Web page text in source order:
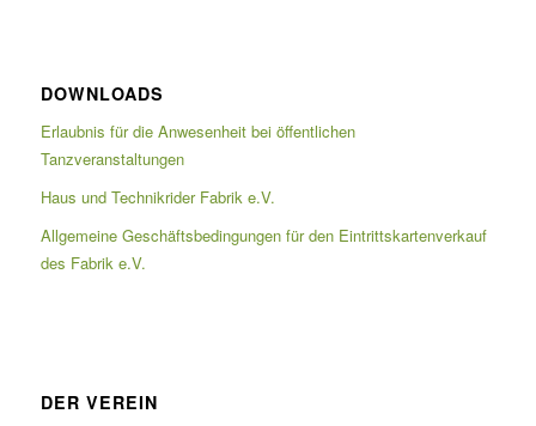
DOWNLOADS
Erlaubnis für die Anwesenheit bei öffentlichen
Tanzveranstaltungen
Haus und Technikrider Fabrik e.V.
Allgemeine Geschäftsbedingungen für den Eintrittskartenverkauf
des Fabrik e.V.
DER VEREIN